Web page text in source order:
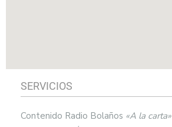
SERVICIOS
Contenido Radio Bolaños «A la carta»